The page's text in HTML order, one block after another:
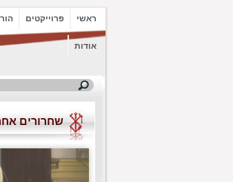
ראשי פרוייקטים
אודות
שחרורים